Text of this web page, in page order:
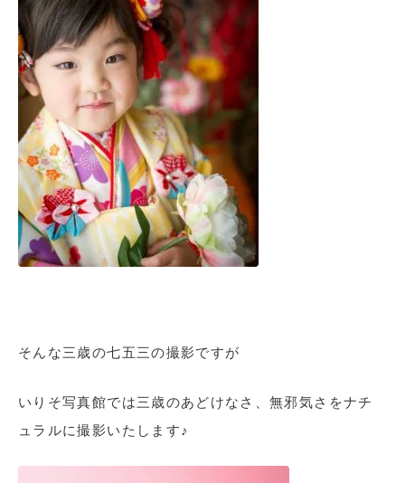
そんな三歳の七五三の撮影ですが
いりそ写真館では三歳のあどけなさ、無邪気さをナチ
ュラルに撮影いたします♪